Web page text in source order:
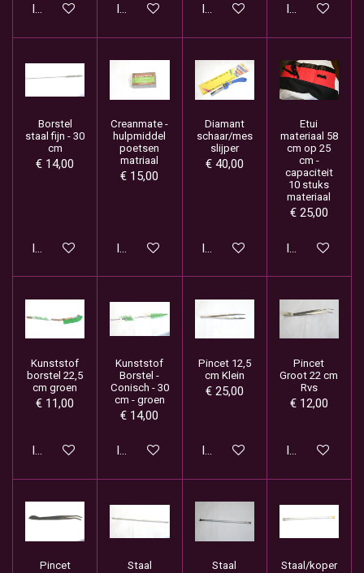
In winkelwagen In winkelwagen In winkelwagen In
Borstel
staal fijn - 30
cm
€ 14,00
In winkelwagen
Creanmate -
hulpmiddel
poetsen
matriaal
€ 15,00
In winkelwagen
Diamant
schaar/mes
slijper
€ 40,00
In winkelwagen
Etui
materiaal 58
cm op 25
cm -
capaciteit
10 stuks
materiaal
€ 25,00
In
Kunststof
borstel 22,5
cm groen
€ 11,00
In winkelwagen
Kunststof
Borstel -
Conisch - 30
cm - groen
€ 14,00
In winkelwagen
Pincet 12,5
cm Klein
€ 25,00
In winkelwagen
Pincet
Groot 22 cm
Rvs
€ 12,00
In
Pincet
Staal
Staal
Staal/koper